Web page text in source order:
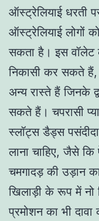
ऑस्ट्रेलियाई धरती
ऑस्ट्रेलियाई लोगों
सकता है। इस वॉलेट
निकासी कर सकते हैं,
अन्य रास्ते हैं जिनके
सकते हैं। चपरासी
स्लॉट्स डैड्स
लाना चाहिए, जैसे
चमगादड़ की उड़ान
खिलाड़ी के रूप में नो
प्रमोशन का भी